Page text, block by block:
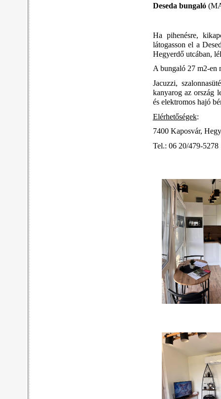
Deseda bungaló
Ha pihenésre,
látogasson el a
Hegyerdő utcában,
A bungaló 27 m2-en
Jacuzzi,
kanyarog az ország
és elektromos hajó
Elérhetőségek:
7400 Kaposvár,
Tel.: 06 20/479-5278